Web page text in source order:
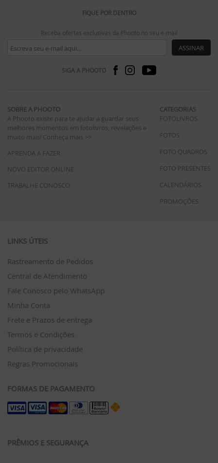
FIQUE POR DENTRO
Receba ofertas exclusivas da Phooto no seu e-mail
ASSINAR
SIGA A PHOOTO
SOBRE A PHOOTO
A Phooto existe para te ajudar a guardar seus
melhores momentos em fotolivros, revelações e
muito mais! Conheça mais >>
APRENDA A FAZER
NOVO EDITOR ONLINE
TRABALHE CONOSCO
CATEGORIAS
FOTOLIVROS
FOTOS
FOTO QUADROS
FOTO PRESENTES
CALENDÁRIOS
PROMOÇÕES
LINKS ÚTEIS
Rastreamento de Pedidos
Central de Atendimento
Fale Conosco pelo WhatsApp
Minha Conta
Frete e Prazos de entrega
Termos e Condições
Política de privacidade
Regras Promocionais
FORMAS DE PAGAMENTO
PRÊMIOS E SEGURANÇA